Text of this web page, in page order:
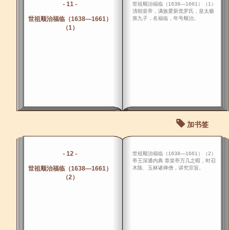
- 11 -
世祖顺治福临（1638―1661）
（1）
世祖顺治福临（1638―1661）（1）
清朝皇帝，满族爱新觉罗氏，皇太极
第九子，名福临，年号顺治。
加书签
- 12 -
世祖顺治福临（1638―1661）
（2）
世祖顺治福临（1638―1661）（2）
帝王深通内典 章皇帝万几之暇，时召
木陈、玉林诸禅僧，讲究宗旨。